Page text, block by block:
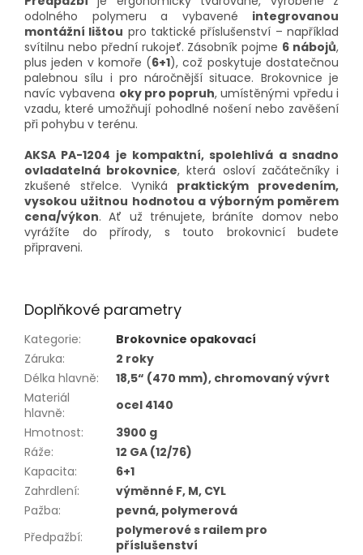
odolného polymeru a vybavené integrovanou
montážní lištou pro taktické příslušenství – například
svítilnu nebo přední rukojeť. Zásobník pojme 6 nábojů,
plus jeden v komoře (6+1), což poskytuje dostatečnou
palebnou sílu i pro náročnější situace. Brokovnice je
navíc vybavena oky pro popruh, umístěnými vpředu i
vzadu, které umožňují pohodlné nošení nebo zavěšení
při pohybu v terénu.
AKSA PA-1204 je kompaktní, spolehlivá a snadno
ovladatelná brokovnice, která osloví začátečníky i
zkušené střelce. Vyniká praktickým provedením,
vysokou užitnou hodnotou a výborným poměrem
cena/výkon. Ať už trénujete, bráníte domov nebo
vyrážíte do přírody, s touto brokovnicí budete
připraveni.
Doplňkové parametry
Kategorie:
Brokovnice opakovací
Záruka:
2 roky
Délka hlavně:
18,5“ (470 mm), chromovaný vývrt
Materiál
hlavně:
ocel 4140
Hmotnost:
3900 g
Ráže:
12 GA (12/76)
Kapacita:
6+1
Zahrdlení:
výměnné F, M, CYL
Pažba:
pevná, polymerová
Předpažbí:
polymerové s railem pro
příslušenství